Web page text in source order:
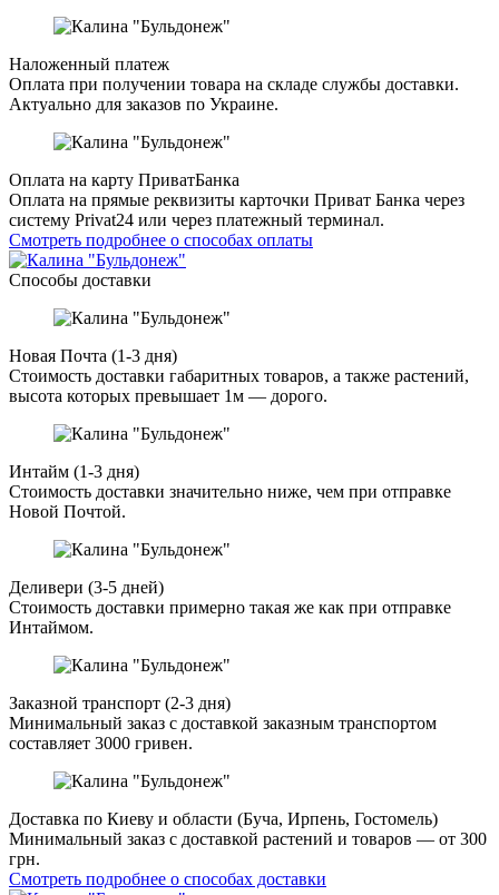
Наложенный платеж
Оплата при получении товара на складе службы доставки.
Актуально для заказов по Украине.
Оплата на карту ПриватБанка
Оплата на прямые реквизиты карточки Приват Банка через
систему Privat24 или через платежный терминал.
Смотреть подробнее о способах оплаты
Способы доставки
Новая Почта (1-3 дня)
Стоимость доставки габаритных товаров, а также растений,
высота которых превышает 1м — дорого.
Интайм (1-3 дня)
Стоимость доставки значительно ниже, чем при отправке
Новой Почтой.
Деливери (3-5 дней)
Стоимость доставки примерно такая же как при отправке
Интаймом.
Заказной транспорт (2-3 дня)
Минимальный заказ с доставкой заказным транспортом
составляет 3000 гривен.
Доставка по Киеву и области (Буча, Ирпень, Гостомель)
Минимальный заказ с доставкой растений и товаров — от 300
грн.
Смотреть подробнее о способах доставки